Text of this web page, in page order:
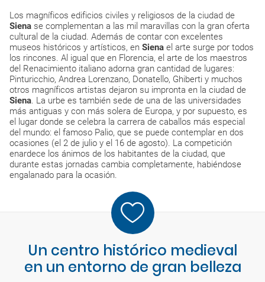
Los magníficos edificios civiles y religiosos de la ciudad de
Siena se complementan a las mil maravillas con la gran oferta
cultural de la ciudad. Además de contar con excelentes
museos históricos y artísticos, en Siena el arte surge por todos
los rincones. Al igual que en Florencia, el arte de los maestros
del Renacimiento italiano adorna gran cantidad de lugares:
Pinturicchio, Andrea Lorenzano, Donatello, Ghiberti y muchos
otros magníficos artistas dejaron su impronta en la ciudad de
Siena. La urbe es también sede de una de las universidades
más antiguas y con más solera de Europa, y por supuesto, es
el lugar donde se celebra la carrera de caballos más especial
del mundo: el famoso Palio, que se puede contemplar en dos
ocasiones (el 2 de julio y el 16 de agosto). La competición
enardece los ánimos de los habitantes de la ciudad, que
durante estas jornadas cambia completamente, habiéndose
engalanado para la ocasión.
Un centro histórico medieval
en un entorno de gran belleza